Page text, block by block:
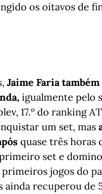
os oitavos de
Jaime Faria
igualmente pelo
17.º do ranking
um set, mas
quase três horas
set e
jogos do
ainda recuperou de